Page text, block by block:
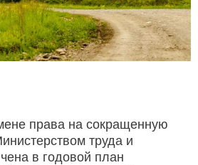
права на сокращенную
труда и
в годовой план